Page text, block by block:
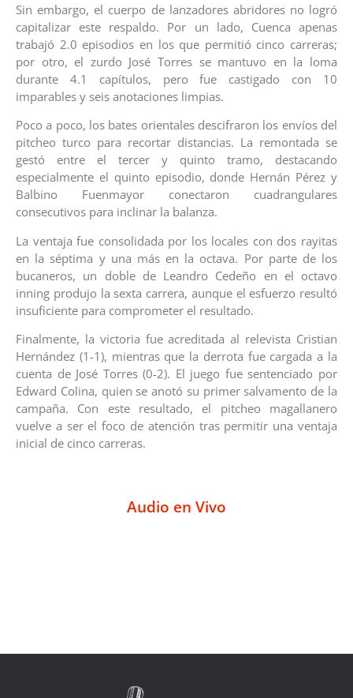
Sin embargo, el cuerpo de lanzadores abridores no logró
capitalizar este respaldo. Por un lado, Cuenca apenas
trabajó 2.0 episodios en los que permitió cinco carreras;
por otro, el zurdo José Torres se mantuvo en la loma
durante 4.1 capítulos, pero fue castigado con 10
imparables y seis anotaciones limpias.
Poco a poco, los bates orientales descifraron los envíos del
pitcheo turco para recortar distancias. La remontada se
gestó entre el tercer y quinto tramo, destacando
especialmente el quinto episodio, donde Hernán Pérez y
Balbino Fuenmayor conectaron cuadrangulares
consecutivos para inclinar la balanza.
La ventaja fue consolidada por los locales con dos rayitas
en la séptima y una más en la octava. Por parte de los
bucaneros, un doble de Leandro Cedeño en el octavo
inning produjo la sexta carrera, aunque el esfuerzo resultó
insuficiente para comprometer el resultado.
Finalmente, la victoria fue acreditada al relevista Cristian
Hernández (1-1), mientras que la derrota fue cargada a la
cuenta de José Torres (0-2). El juego fue sentenciado por
Edward Colina, quien se anotó su primer salvamento de la
campaña. Con este resultado, el pitcheo magallanero
vuelve a ser el foco de atención tras permitir una ventaja
inicial de cinco carreras.
Audio en Vivo